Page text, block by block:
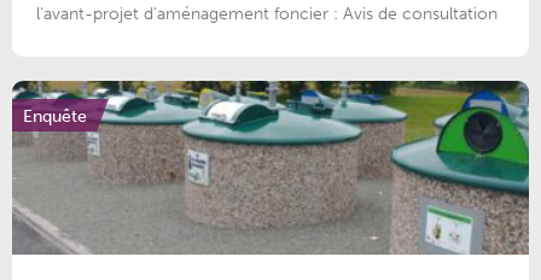
l'avant-projet d'aménagement foncier : Avis de consultation
Enquête